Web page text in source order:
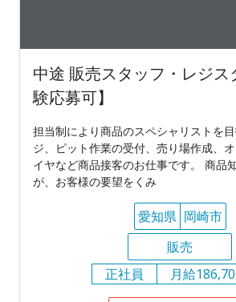
中途 販売スタッフ・レジス
験応募可】
担当制により商品のスペシャリストを
ジ、ピット作業の受付、売り場作成、
イヤなど商品接客のお仕事です。 商品
が、お客様の要望をくみ
愛知県 岡崎市
販売
正社員
月給